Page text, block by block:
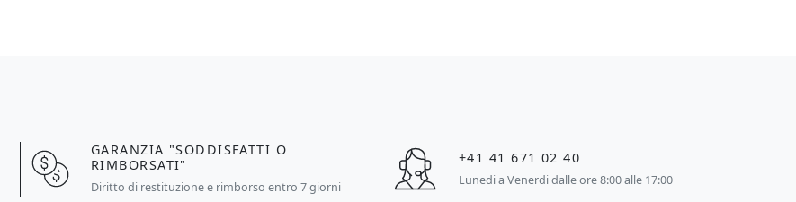
GARANZIA "SODDISFATTI O
RIMBORSATI"
Diritto di restituzione e rimborso entro 7 giorni
+41 41 671 02 40
Lunedi a Venerdi dalle ore 8:00 alle 17:00